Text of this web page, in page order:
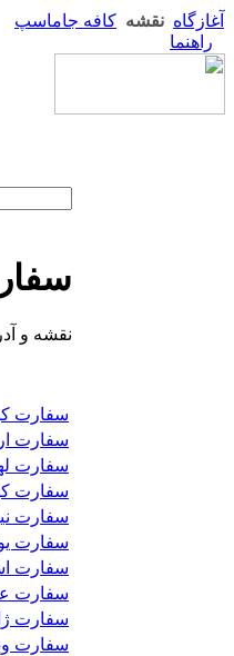
آغازگاه نقشه کافه جاماسپ
راهنما
نقشه و
سفارت
سفارت
سفارت
سفارت
سفارت
سفارت
سفارت
سفارت
سفارت
سفارت